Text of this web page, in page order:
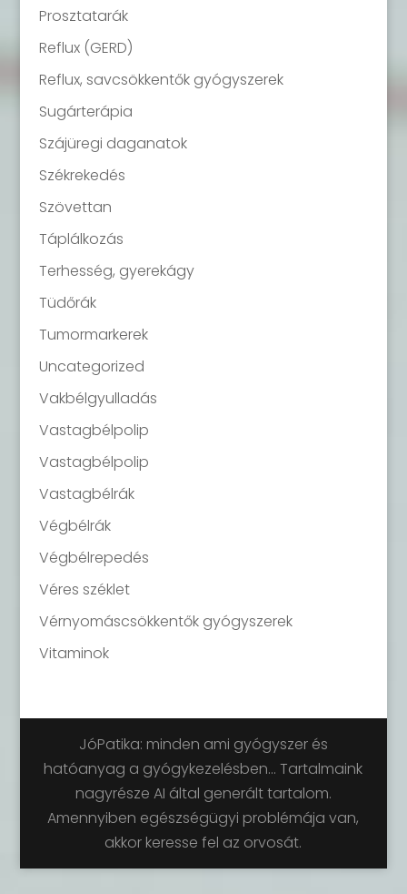
Prosztatarák
Reflux (GERD)
Reflux, savcsökkentők gyógyszerek
Sugárterápia
Szájüregi daganatok
Székrekedés
Szövettan
Táplálkozás
Terhesség, gyerekágy
Tüdőrák
Tumormarkerek
Uncategorized
Vakbélgyulladás
Vastagbélpolip
Vastagbélpolip
Vastagbélrák
Végbélrák
Végbélrepedés
Véres széklet
Vérnyomáscsökkentők gyógyszerek
Vitaminok
JóPatika: minden ami gyógyszer és
hatóanyag a gyógykezelésben... Tartalmaink
nagyrésze AI által generált tartalom.
Amennyiben egészségügyi problémája van,
akkor keresse fel az orvosát.